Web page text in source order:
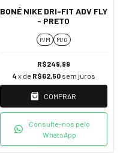
BONÉ NIKE DRI-FIT ADV FLY
- PRETO
P/M M/G
R$249,99
4 x de R$62,50 sem juros
COMPRAR
Consulte-nos pelo
WhatsApp